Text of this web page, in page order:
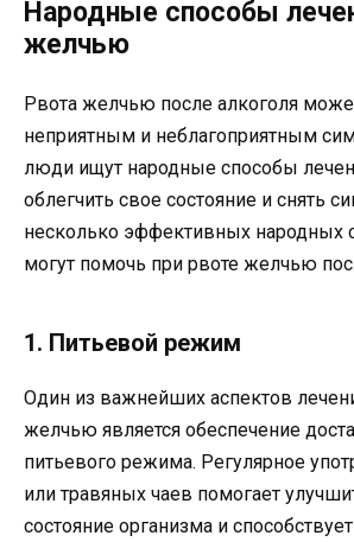
Народные способы
желчью
Рвота желчью после алкоголя
неприятным и неблагоприятным
люди ищут народные способы
облегчить свое состояние и снять
несколько эффективных народных
могут помочь при рвоте желчью
1. Питьевой режим
Один из важнейших аспектов
желчью является обеспечение
питьевого режима. Регулярное
или травяных чаев помогает
состояние организма и